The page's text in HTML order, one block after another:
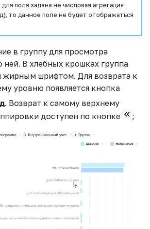
поля задана не числовая агрегация
то данное поле не будет отображаться
в группу для просмотра
ней. В хлебных крошках группа
жирным шрифтом. Для возврата к
уровню появляется кнопка
. Возврат к самому верхнему
доступен по кнопке
;